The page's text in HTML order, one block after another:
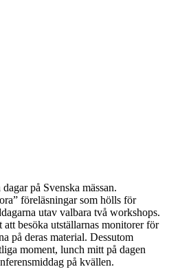
på Svenska mässan.
föreläsningar som hölls för
utav valbara två workshops.
besöka utställarnas monitorer för
på deras material. Dessutom
moment, lunch mitt på dagen
på kvällen.